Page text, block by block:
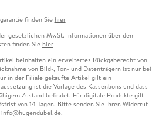
finden Sie hier
gesetzlichen MwSt. Informationen über den
finden Sie hier
beinhalten ein erweitertes Rückgaberecht von
von Bild-, Ton- und Datenträgern ist nur bei
in der Filiale gekaufte Artikel gilt ein
ist die Vorlage des Kassenbons und dass
Zustand befindet. Für digitale Produkte gilt
von 14 Tagen. Bitte senden Sie Ihren Widerruf